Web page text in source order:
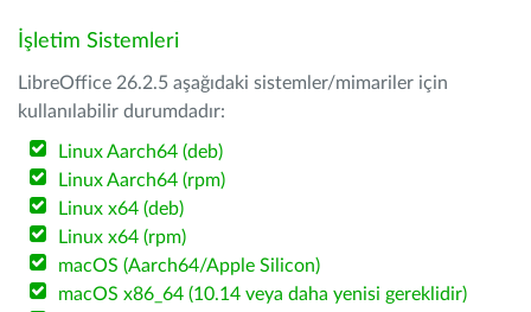
İşletim Sistemleri
LibreOffice 26.2.5 aşağıdaki sistemler/mimariler için
kullanılabilir durumdadır:
Linux Aarch64 (deb)
Linux Aarch64 (rpm)
Linux x64 (deb)
Linux x64 (rpm)
macOS (Aarch64/Apple Silicon)
macOS x86_64 (10.14 veya daha yenisi gereklidir)